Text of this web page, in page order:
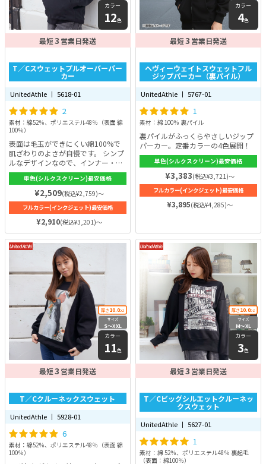
カラー
12色
最短3 営業日発送
T／Cスウェットプルオーバーパー
カー
UnitedAthle 丨 5618-01
2
素材：綿52％、ポリエステル48％（表面 綿
100％）
表面は毛玉ができにくい綿100%で
肌ざわりのよさが自慢です。 シンプ
ルなデザインなので、インナー・ア
ウターと遊ぶ普段着や、リラックス
できる部屋着としてなど、多シーン
で着こなせます。
単色(シルクスクリーン)最安価格
¥2,509(税込¥2,759)～
フルカラー(インクジェット)最安価格
¥2,910(税込¥3,201)～
カラー
4色
最短3 営業日発送
ヘヴィーウェイトスウェットフル
ジップパーカー（裏パイル）
UnitedAthle 丨 5767-01
1
素材：綿 100％ 裏パイル
裏パイルがふっくらやさしいジップ
パーカー。定番カラーの4色展開！
単色(シルクスクリーン)最安価格
¥3,383(税込¥3,721)～
フルカラー(インクジェット)最安価格
¥3,895(税込¥4,285)～
厚さ10.0oz
サイズ
S〜XXL
カラー
11色
最短3 営業日発送
T／Cクルーネックスウェット
UnitedAthle 丨 5928-01
6
素材：綿52％、ポリエステル48％（表面 綿
100％）
厚さ10.0oz
サイズ
M〜XL
カラー
3色
最短3 営業日発送
T／Cビッグシルエットクルーネッ
クスウェット
UnitedAthle 丨 5627-01
1
素材：綿 52％、ポリエステル48％ 裏起毛
（表面：綿100％）